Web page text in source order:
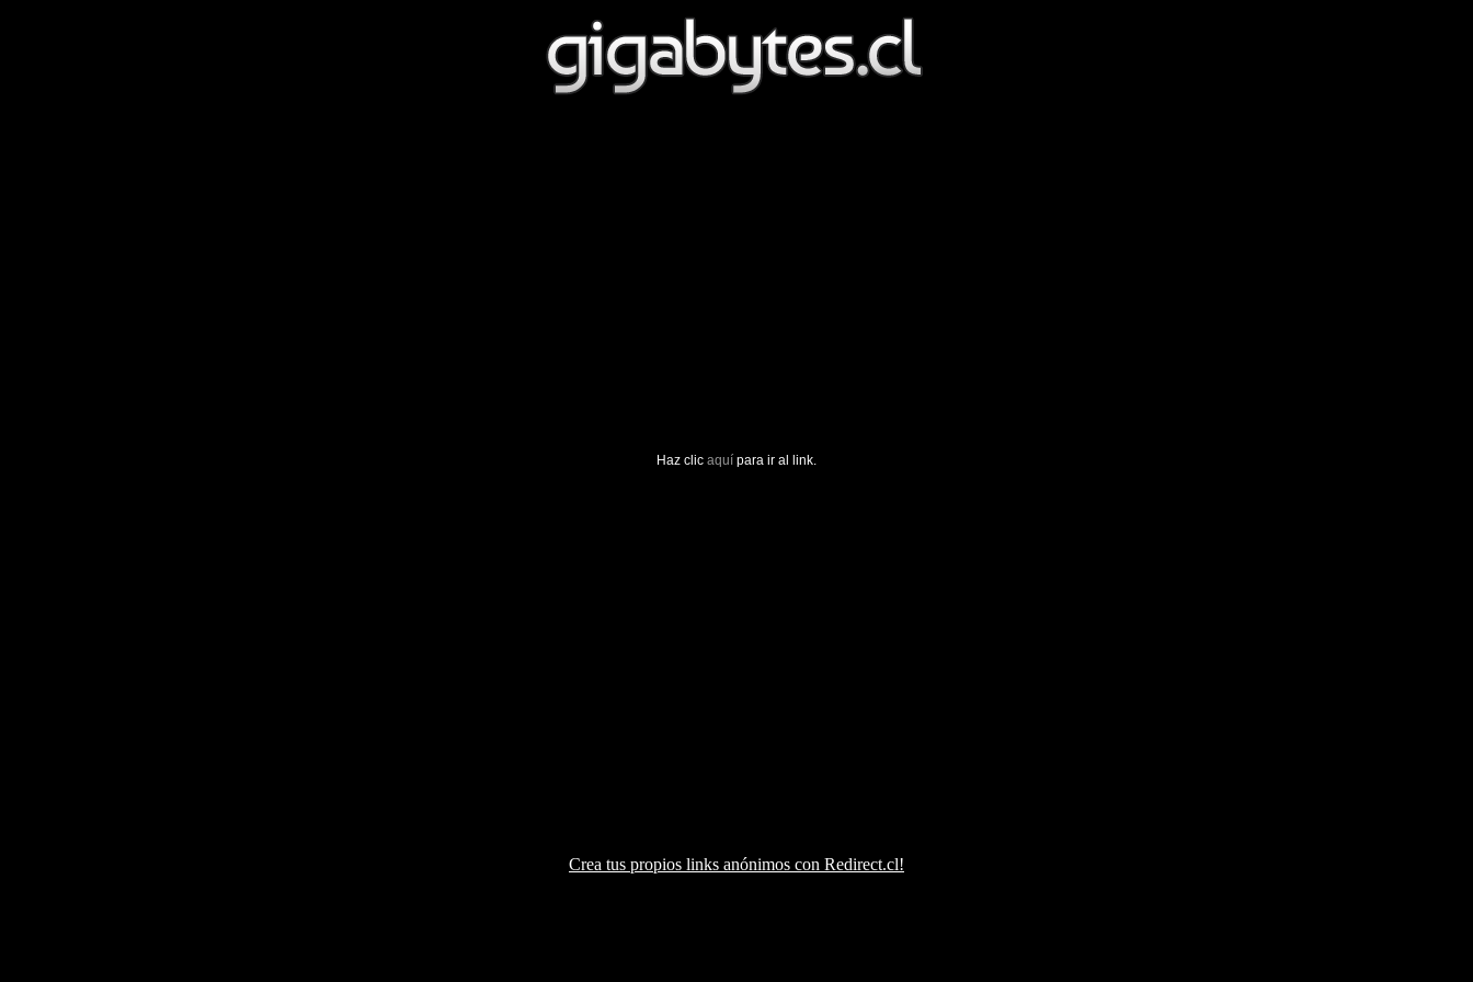
Haz clic aquí para ir al link.
Crea tus propios links anónimos con Redirect.cl!